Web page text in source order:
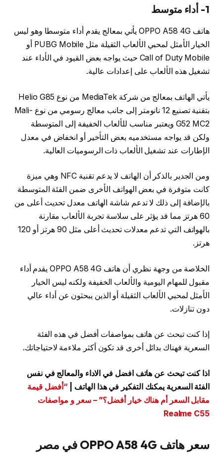
1- أداء متوسط
هاتف OPPO A58 4G يأتي بمعالج يقدم أداء متوسطا وهو ليس
الخيار الأمثل لمحبي الألعاب الثقيلة مثل PUBG Mobile أو
Call of Duty Mobile حيث يواجه بعض القيود في الأداء عند
تشغيل هذه الألعاب على إعدادات عالية.
يأتي الهاتف بمعالج من شركة MediaTek من نوع Helio G85
بتقنية تصنيع 12 نانومتر إلى جانب معالج رسومي من نوع Mali-
G52 MC2 ويعتبر مناسب للألعاب الخفيفة إلى المتوسطة
ولكن قد يواجه مستخدميه بعض التأخير أو انخفاض في معدل
الإطارات عند تشغيل الألعاب ذات الرسوميات العالية.
ومن الجدير بالذكر أن الهاتف لا يدعم تقنية NFC وهي ميزة
كانت متوفرة في بعض الهواتف الأخرى ضمن الفئة المتوسطة
بالإضافة إلى ذلك لا تدعم شاشة الهاتف معدل تحديث أعلى من
60 هرتز مما قد يؤثر على سلاسة تجربة الألعاب مقارنة
بالهواتف التي تدعم معدلات تحديث أعلى مثل 90 هرتز أو 120
هرتز.
الخلاصة من وجهة نظري أن هاتف OPPO A58 4G يقدم أداء
مقبول للمهام اليومية والألعاب الخفيفة ولكنه ليس الخيار
الأمثل لمحبي الألعاب الثقيلة أو الذين يبحثون عن أداء عالي
دون تنازلات.
إذا كنت تبحث عن هاتف بمواصفات أفضل في هذه الفئة
السعرية فهناك بدائل أخرى قد تكون أكثر ملاءمة لاحتياجاتك.
اذا كنت تبحث عن هاتف افضل في الاداء والمعالج في نفس
الفئة السعرية يمكنك التفكير في هذا الهاتف | “أفضل قيمة
مقابل السعر أم هناك خيار أفضل؟” – سعر و مواصفات
Realme C55
سعر هاتف OPPO A58 4G في مصر